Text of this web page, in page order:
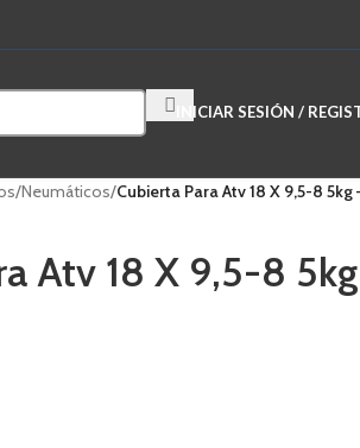
Cuando hay resultados
INICIAR SESIÓN /
/Neumáticos/Cubierta Para Atv 18 X 9,5-8 5kg
Atv 18 X 9,5-8